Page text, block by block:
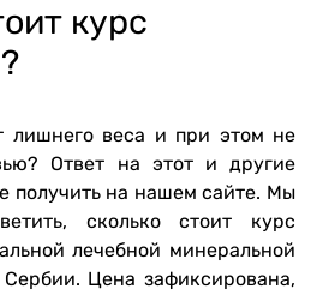
курс
лишнего веса и при этом не
Ответ на этот и другие
получить на нашем сайте. Мы
сколько стоит курс
лечебной минеральной
Цена зафиксирована,